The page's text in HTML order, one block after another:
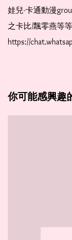
娃兒-卡通動漫
之卡比/飄零燕等等
https://
你可能感興趣